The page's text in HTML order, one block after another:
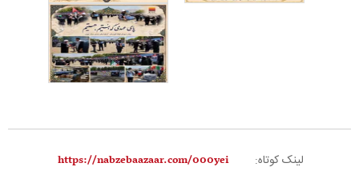
لینک کوتاه: